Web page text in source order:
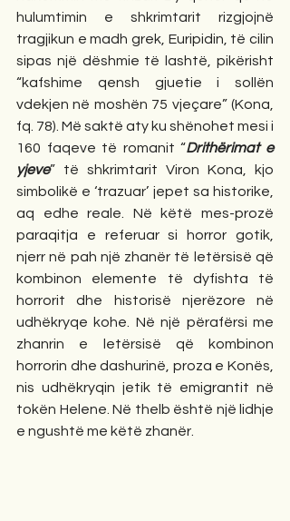
hulumtimin e shkrimtarit rizgjojnë
tragjikun e madh grek, Euripidin, të cilin
sipas një dëshmie të lashtë, pikërisht
“kafshime qensh gjuetie i sollën
vdekjen në moshën 75 vjeçare” (Kona,
fq. 78). Më saktë aty ku shënohet mesi i
160 faqeve të romanit “Drithërimat e
yjeve” të shkrimtarit Viron Kona, kjo
simbolikë e ‘trazuar’ jepet sa historike,
aq edhe reale. Në këtë mes-prozë
paraqitja e referuar si horror gotik,
njerr në pah një zhanër të letërsisë që
kombinon elemente të dyfishta të
horrorit dhe historisë njerëzore në
udhëkryqe kohe. Në një përafërsi me
zhanrin e letërsisë që kombinon
horrorin dhe dashurinë, proza e Konës,
nis udhëkryqin jetik të emigrantit në
tokën Helene. Në thelb është një lidhje
e ngushtë me këtë zhanër.